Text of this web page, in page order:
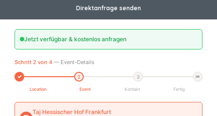
Direktanfrage senden
Jetzt verfügbar & kostenlos anfragen
Schritt 2 von 4 — Event-Details
2 3
Location Event Kontakt Fertig
Taj Hessischer Hof Frankfurt